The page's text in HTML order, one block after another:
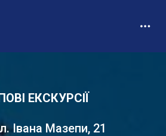
ЕКСКУРСІЇ
Івана Мазепи, 21